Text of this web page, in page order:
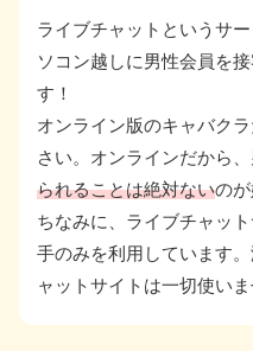
ライブチャットというサ
ソコン越しに男性会員を
す！
オンライン版のキャバク
さい。オンラインだから
られることは絶対ないの
ちなみに、ライブチャッ
手のみを利用しています
ャットサイトは一切使いま